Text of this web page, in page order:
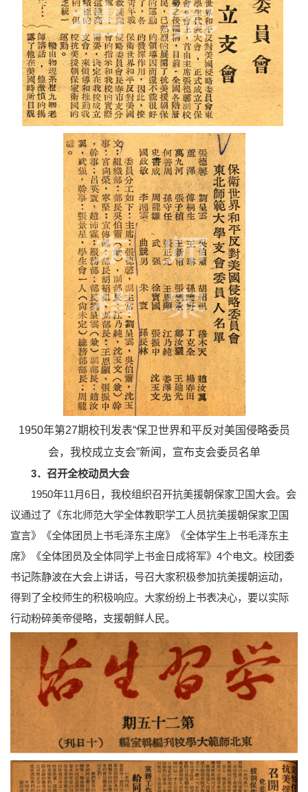
1950年第27期校刊发表“保卫世界和平反对美国侵略委员
会，我校成立支会”新闻，宣布支会委员名单
3．召开全校动员大会
1950年11月6日，我校组织召开抗美援朝保家卫国大会。会
议通过了《东北师范大学全体教职学工人员抗美援朝保家卫国
宣言》《全体团员上书毛泽东主席》《全体学生上书毛泽东主
席》《全体团员及全体同学上书金日成将军》4个电文。校团委
书记陈静波在大会上讲话，号召大家积极参加抗美援朝运动，
得到了全校师生的积极响应。大家纷纷上书表决心，要以实际
行动粉碎美帝侵略，支援朝鲜人民。